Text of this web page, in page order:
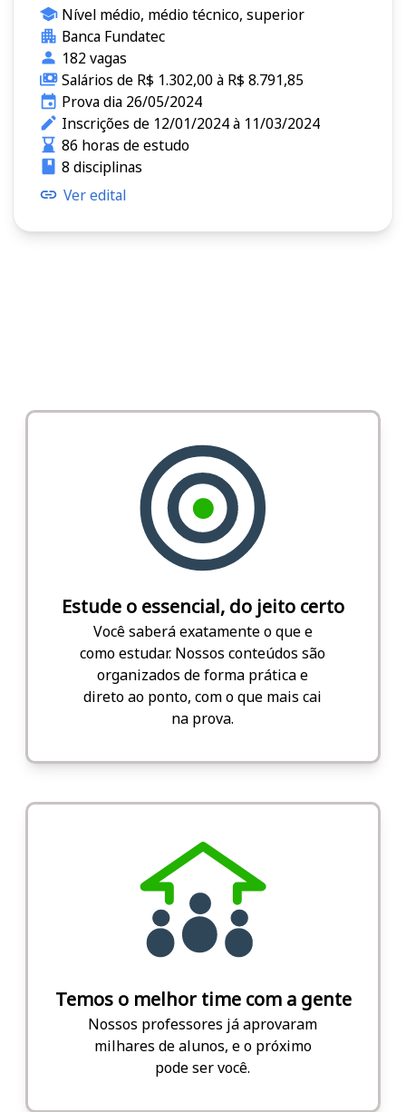
Nível médio, médio técnico, superior
Banca Fundatec
182 vagas
Salários de R$ 1.302,00 à R$ 8.791,85
Prova dia 26/05/2024
Inscrições de 12/01/2024 à 11/03/2024
86 horas de estudo
8 disciplinas
Ver edital
Estude o essencial, do jeito certo
Você saberá exatamente o que e
como estudar. Nossos conteúdos são
organizados de forma prática e
direto ao ponto, com o que mais cai
na prova.
Temos o melhor time com a gente
Nossos professores já aprovaram
milhares de alunos, e o próximo
pode ser você.